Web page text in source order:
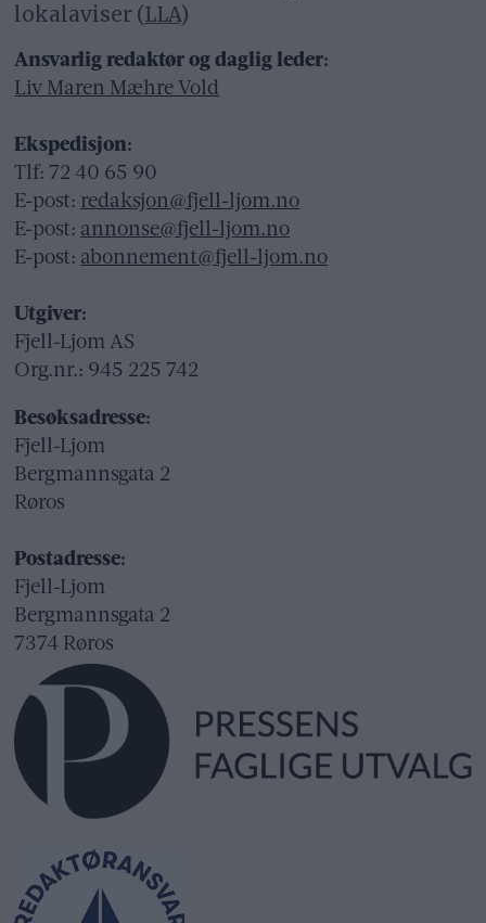
lokalaviser (LLA)
Ansvarlig redaktør og daglig leder:
Liv Maren Mæhre Vold
Ekspedisjon:
Tlf: 72 40 65 90
E-post: redaksjon@fjell-ljom.no
E-post: annonse@fjell-ljom.no
E-post: abonnement@fjell-ljom.no
Utgiver:
Fjell-Ljom AS
Org.nr.: 945 225 742
Besøksadresse:
Fjell-Ljom
Bergmannsgata 2
Røros
Postadresse:
Fjell-Ljom
Bergmannsgata 2
7374 Røros